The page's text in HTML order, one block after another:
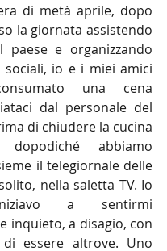
di metà aprile, dopo
la giornata assistendo
paese e organizzando
io e i miei amici
una cena
dal personale del
di chiudere la cucina
abbiamo
il telegiornale delle
nella saletta TV. Io
a sentirmi
inquieto, a disagio, con
essere altrove. Uno